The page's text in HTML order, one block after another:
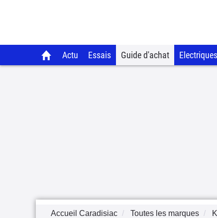
Actu Essais Guide d'achat Electriques
Accueil Caradisiac Toutes les marques